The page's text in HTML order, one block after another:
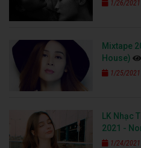
1/26/2021
Mixtape
House)
1/25/2021
LK Nhạc
2021 -
1/24/2021